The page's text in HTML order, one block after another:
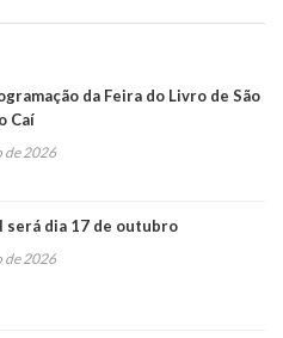
da Feira do Livro de São
Caí
de 2026
será dia 17 de outubro
de 2026